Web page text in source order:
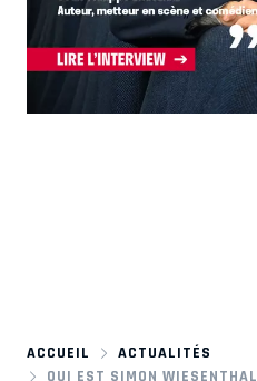
ACCUEIL
ACTUALITÉS
QUI EST SIMON